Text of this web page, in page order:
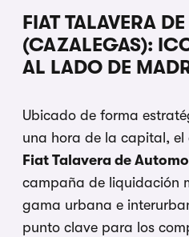
FIAT TALAVERA
(CAZALEGAS):
AL LADO DE
Ubicado de forma
una hora de la capital, el
Fiat Talavera de
campaña de liquidación
gama urbana e
punto clave para los